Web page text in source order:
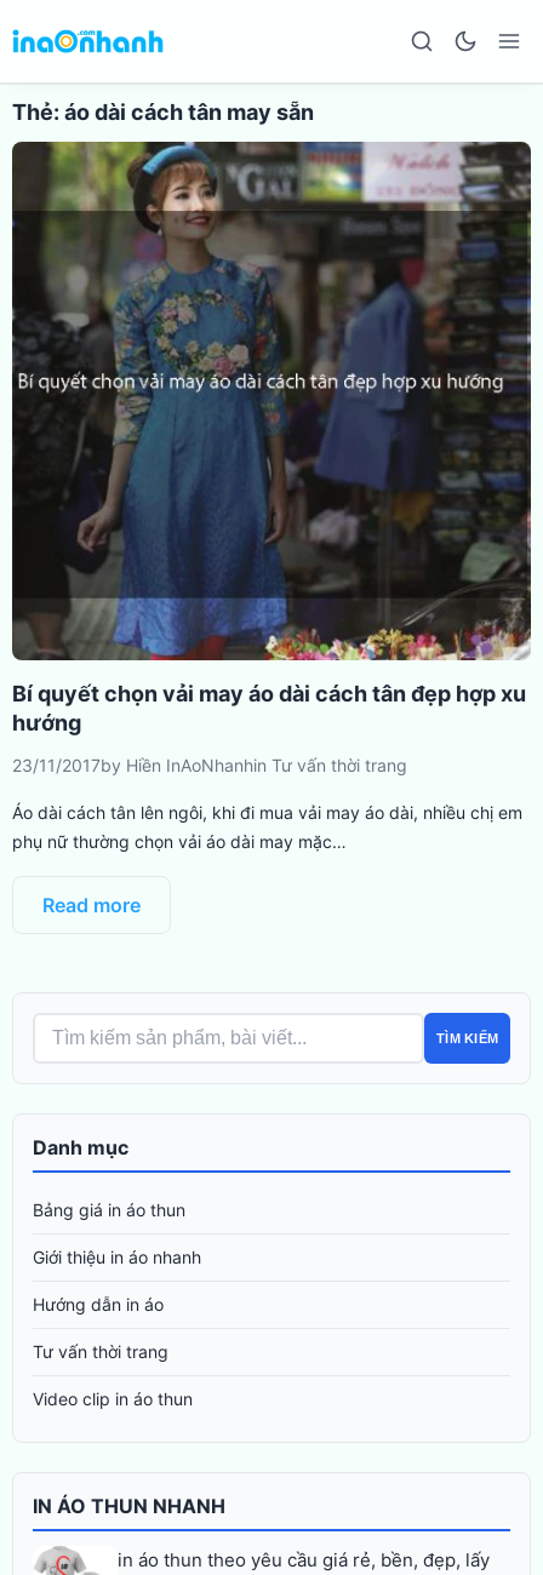
Thẻ: áo dài cách tân may sẵn
Bí quyết chọn vải may áo dài cách tân đẹp hợp xu
hướng
23/11/2017by Hiền InAoNhanhin Tư vấn thời trang
Áo dài cách tân lên ngôi, khi đi mua vải may áo dài, nhiều chị em
phụ nữ thường chọn vải áo dài may mặc…
Read more
TÌM KIẾM
Danh mục
Bảng giá in áo thun
Giới thiệu in áo nhanh
Hướng dẫn in áo
Tư vấn thời trang
Video clip in áo thun
IN ÁO THUN NHANH
in áo thun theo yêu cầu giá rẻ, bền, đẹp, lấy